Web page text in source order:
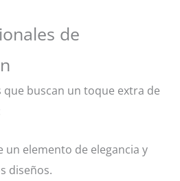
de
buscan un toque extra de
un elemento de elegancia y
diseños.